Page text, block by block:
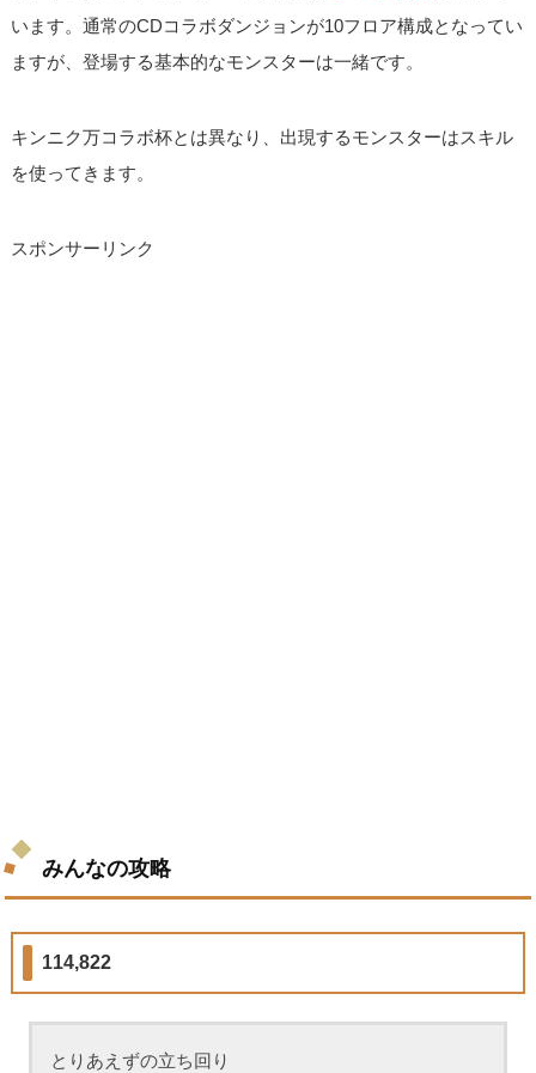
います。通常のCDコラボダンジョンが10フロア構成となってい
ますが、登場する基本的なモンスターは一緒です。
キンニク万コラボ杯とは異なり、出現するモンスターはスキル
を使ってきます。
スポンサーリンク
みんなの攻略
114,822
とりあえずの立ち回り